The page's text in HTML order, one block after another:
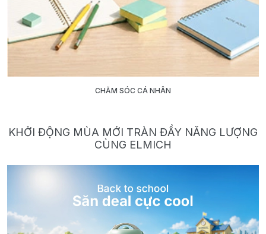
CHĂM SÓC CÁ NHÂN
KHỞI ĐỘNG MÙA MỚI TRÀN ĐẦY NĂNG LƯỢNG
CÙNG ELMICH